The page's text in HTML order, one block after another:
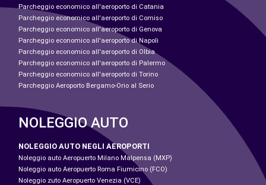
Parcheggio economico all'aeroporto di Catania
Parcheggio economico all'aeroporto di Comiso
Parcheggio economico all'aeroporto di Genova
Parcheggio economico all'aeroporto di Napoli
Parcheggio economico all'aeroporto di Olbia
Parcheggio economico all'aeroporto di Palermo
Parcheggio economico all'aeroporto di Torino
Parcheggio Aeroporto Bergamo-Orio al Serio
NOLEGGIO AUTO
NOLEGGIO AUTO NEGLI AEROPORTI
Noleggio auto Aeropuerto Milano Malpensa (MXP)
Noleggio auto Aeropuerto Roma Fiumicino (FCO)
Noleggio zuto Aeropuerto Venezia (VCE)